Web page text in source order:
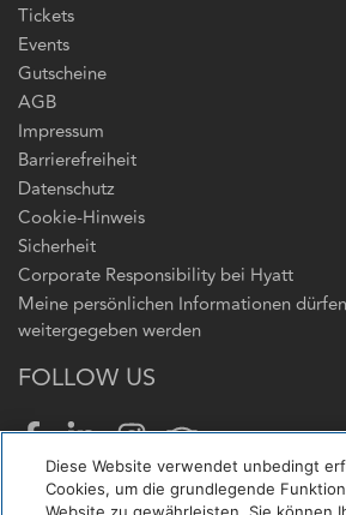
Tickets
Events
Gutscheine
AGB
Impressum
Barrierefreiheit
Datenschutz
Cookie-Hinweis
Sicherheit
Corporate Responsibility bei Hyatt
Meine persönlichen Informationen
weitergegeben werden
FOLLOW US
Diese Website verwendet unbedingt
Cookies, um die grundlegende